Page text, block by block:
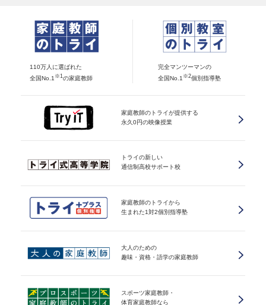
110万人に選ばれた
全国No.1 ※1 の家庭教師
完全マンツーマンの
全国No.1 ※2個別指導塾
家庭教師のトライが提供する
永久0円の映像授業
トライの新しい
通信制高校サポート校
家庭教師のトライから
生まれた1対2個別指導塾
大人のための
趣味・資格・語学の家庭教師
スポーツ家庭教師・
体育家庭教師なら